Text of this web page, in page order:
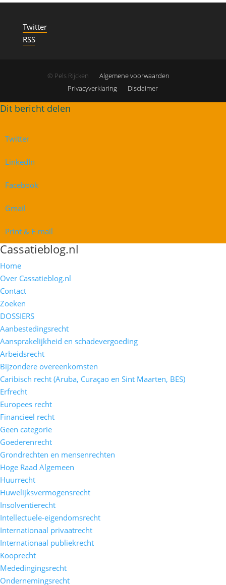
Twitter
RSS
© Pels Rijcken
Algemene voorwaarden
Privacyverklaring
Disclaimer
Twitter
LinkedIn
Facebook
Gmail
Print & E-mail
Cassatieblog.nl
Home
Over Cassatieblog.nl
Contact
Zoeken
DOSSIERS
Aanbestedingsrecht
Aansprakelijkheid en schadevergoeding
Arbeidsrecht
Bijzondere overeenkomsten
Caribisch recht (Aruba, Curaçao en Sint Maarten, BES)
Erfrecht
Europees recht
Financieel recht
Geen categorie
Goederenrecht
Grondrechten en mensenrechten
Hoge Raad Algemeen
Huurrecht
Huwelijksvermogensrecht
Insolventierecht
Intellectuele-eigendomsrecht
Internationaal privaatrecht
Internationaal publiekrecht
Kooprecht
Mededingingsrecht
Ondernemingsrecht